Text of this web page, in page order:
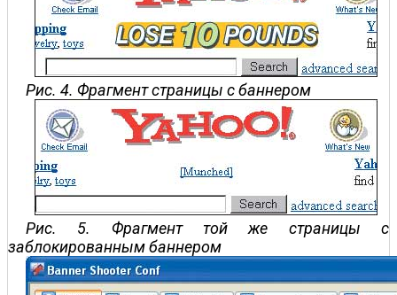
Рис. 4. Фрагмент страницы с баннером
Рис. 5. Фрагмент той же страницы с
заблокированным баннером